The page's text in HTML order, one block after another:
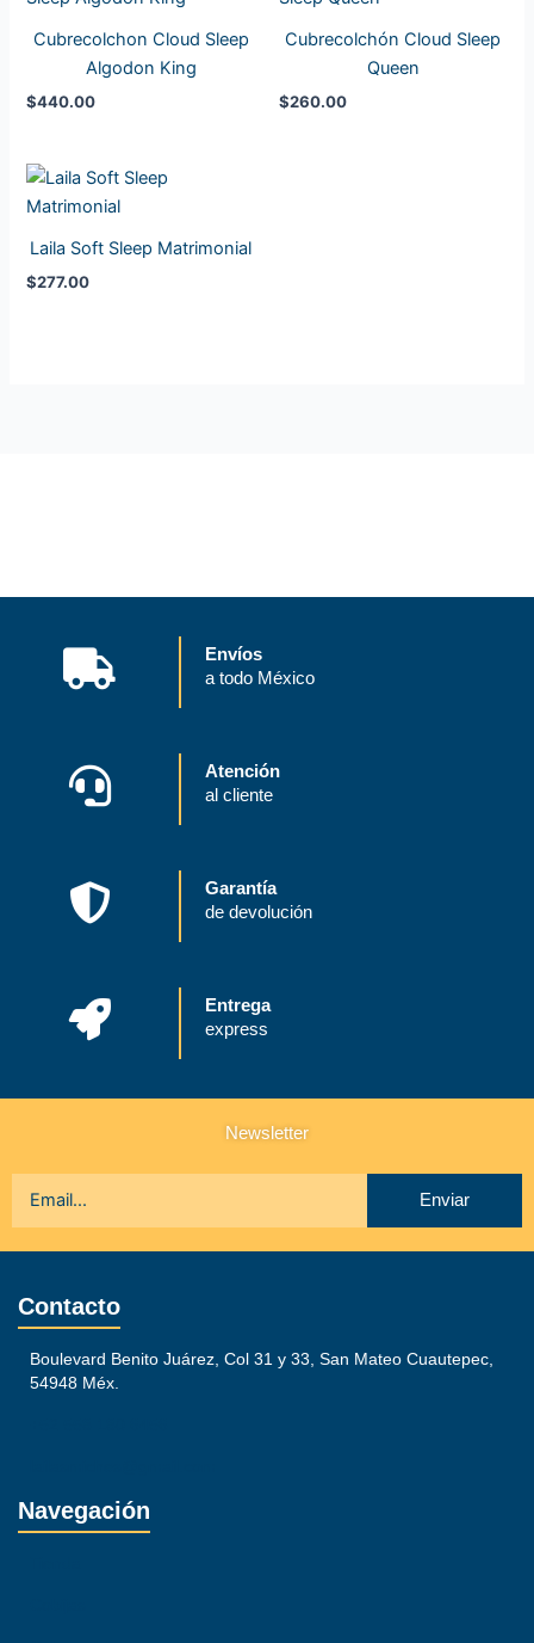
Cubrecolchon Cloud Sleep
Algodon King
$440.00
Cubrecolchón Cloud Sleep
Queen
$260.00
Laila Soft Sleep Matrimonial
$277.00
Envíos
a todo México
Atención
al cliente
Garantía
de devolución
Entrega
express
Newsletter
Enviar
Contacto
Boulevard Benito Juárez, Col 31 y 33, San Mateo Cuautepec,
54948 Méx.
Navegación